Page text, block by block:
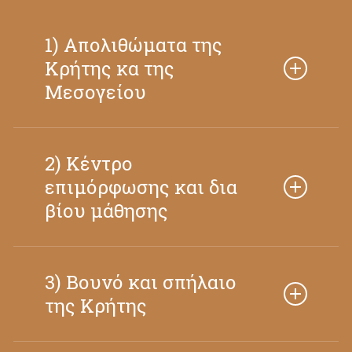
ποτέ στο νησί, μπείτε μέσα σε ένα σπήλαιο
και εξερευνήστε το, καθίστε γύρω από τη
φωτιά της βραδινής κατασκήνωσης,
μελετήστε ζώα και φυτά στον πάγκο του
1) Απολιθώματα της
Κρήτης κα της
Μεσογείου
2) Κέντρο
επιμόρφωσης και δια
βίου μάθησης
3) Βουνό και σπήλαιο
της Κρήτης